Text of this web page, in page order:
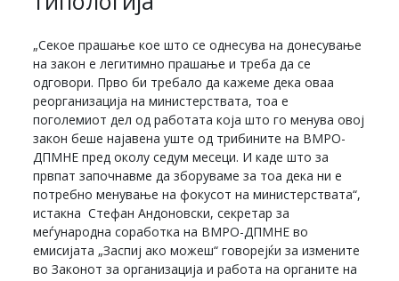
„Секое прашање кое што се однесува на донесување
на закон е легитимно прашање и треба да се
одговори. Прво би требало да кажеме дека оваа
реорганизација на министерствата, тоа е
поголемиот дел од работата која што го менува овој
закон беше најавена уште од трибините на ВМРО-
ДПМНЕ пред околу седум месеци. И каде што за
првпат започнавме да зборуваме за тоа дека ни е
потребно менување на фокусот на министерствата“,
истакна Стефан Андоновски, секретар за
меѓународна соработка на ВМРО-ДПМНЕ во
емисијата „Заспиј ако можеш“ говорејќи за измените
во Законот за организација и работа на органите на